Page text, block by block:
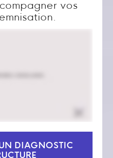
vos
DIAGNOSTIC